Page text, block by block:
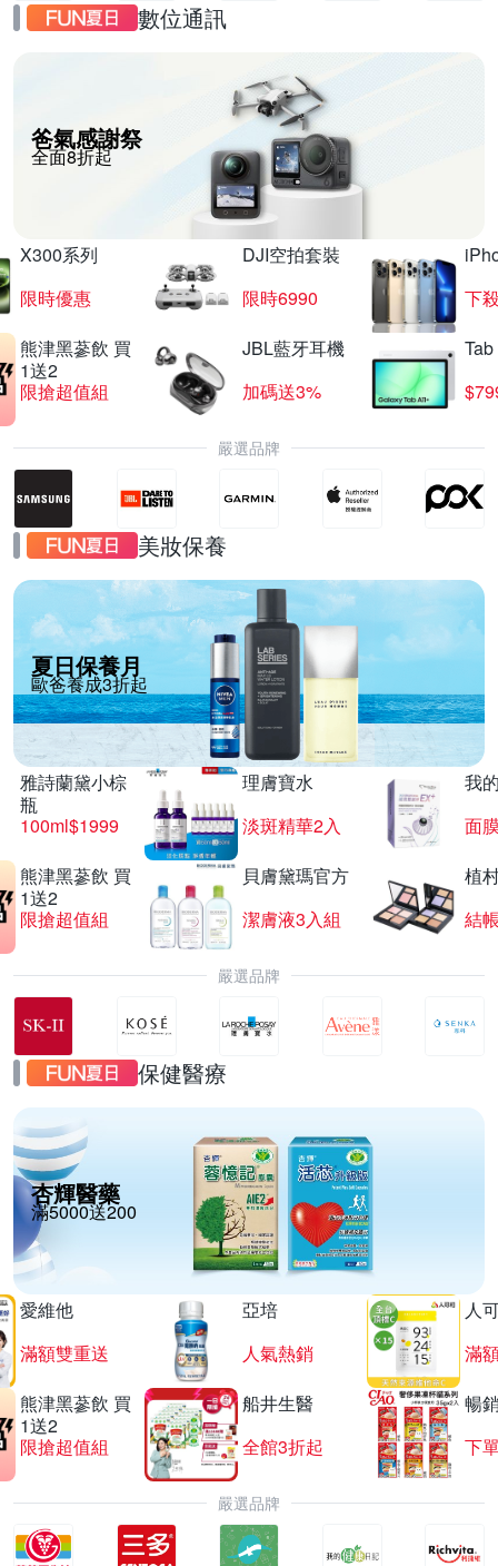
數位通訊
爸氣感謝祭
全面8折起
X300系列
限時優惠
DJI空拍套裝
限時6990
下
熊津黑蔘飲 買
1送2
限搶超值組
JBL藍牙耳機
加碼送3%
嚴選品牌
美妝保養
夏日保養月
歐爸養成3折起
雅詩蘭黛小棕
瓶
100ml$1999
理膚寶水
淡斑精華2入
我
面
熊津黑蔘飲 買
1送2
限搶超值組
貝膚黛瑪官方
潔膚液3入組
植
結
嚴選品牌
保健醫療
杏輝醫藥
滿5000送200
愛維他
滿額雙重送
亞培
人氣熱銷
人
滿
熊津黑蔘飲 買
1送2
限搶超值組
船井生醫
全館3折起
暢
下
嚴選品牌